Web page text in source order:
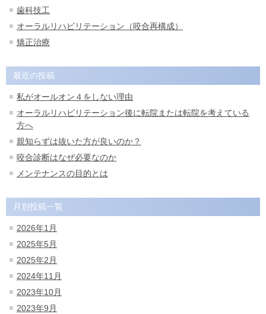
歯科技工
オーラルリハビリテーション（咬合再構成）
矯正治療
最近の投稿
私がオールオン４をしない理由
オーラルリハビリテーション後に転院または転院を考えている
方へ
親知らずは抜いた方が良いのか？
咬合診断はなぜ必要なのか
メンテナンスの目的とは
月別投稿一覧
2026年1月
2025年5月
2025年2月
2024年11月
2023年10月
2023年9月